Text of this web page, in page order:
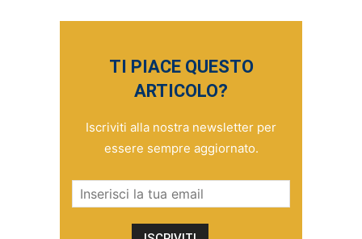
TI PIACE QUESTO
ARTICOLO?
Iscriviti alla nostra newsletter per
essere sempre aggiornato.